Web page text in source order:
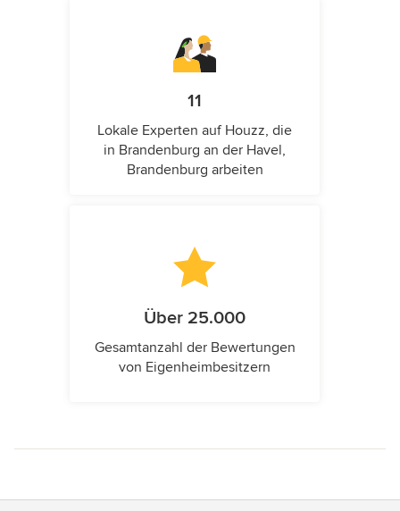
11
Lokale Experten auf Houzz, die
in Brandenburg an der Havel,
Brandenburg arbeiten
Über 25.000
Gesamtanzahl der Bewertungen
von Eigenheimbesitzern